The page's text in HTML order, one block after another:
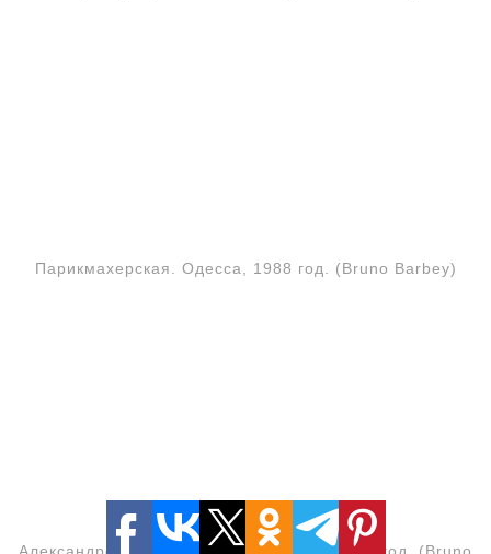
Парикмахерская. Одесса, 1988 год. (Bruno Barbey)
Александровский монастырь. Одесса, 1988 год. (Bruno